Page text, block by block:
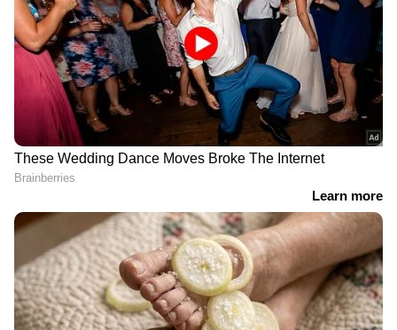
സെക്കന്റ് മാര്യേജ് റിസ്ക് തന്നെ ആണ്. ഒരുപാട്
കെയർഫുൾ ആയി ഹാൻഡിൽ ചെയ്യേണ്ട
മേഖല തന്നെയാണ്. കാരണം ഇല വന്ന് മുള്ളിൽ
വീണാലും മുള്ള് വന്ന് ഇലയിൽ വീണാലും
ഇലയ്ക്ക് തന്നെയാണ് കേട് എന്ന് യമുന ഒരു
അഭിമുഖത്തില്‍ പറഞ്ഞിട്ടുണ്ട്.
Newsഒരൊറ്റ ക്ലിക്കിൽ. എപ്പോഴും
എവിടെയും എന്റർടൈൻമെന്റിന്റെ
താളത്തിൽ ചേരാൻഏഷ്യാനെറ്റ് ന്യൂസ്
മലയാളം വാർത്തകൾ